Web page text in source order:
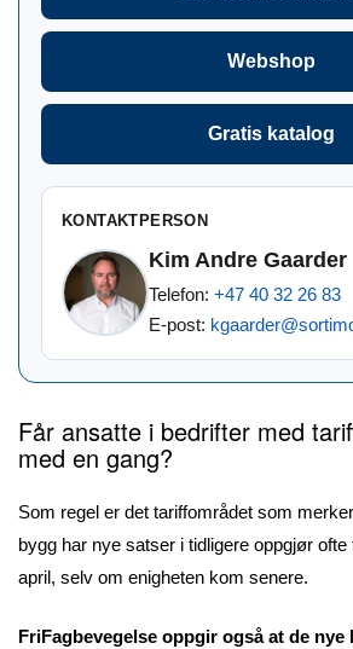
Webshop
Gratis katalog
KONTAKTPERSON
Kim Andre Gaarder
Telefon: +47 40 32 26 83
E-post:
Får ansatte i bedrifter med
med en gang?
Som regel er det tariffområdet som
bygg har nye satser i tidligere oppgjør ofte
april, selv om enigheten kom senere.
FriFagbevegelse oppgir også at de nye